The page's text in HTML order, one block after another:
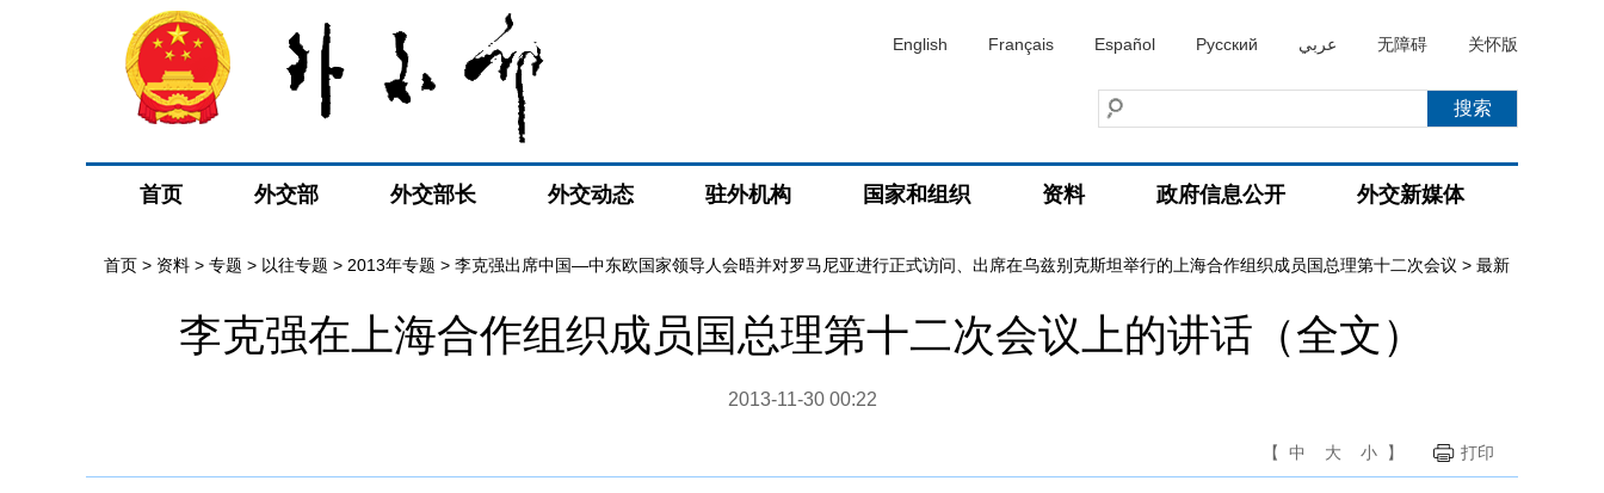
English Français Español Русский عربي 无障碍 关怀版
首页 外交部 外交部长 外交动态 驻外机构 国家和组织 资料 政府信息公开 外交新媒体
首页 > 资料 > 专题 > 以往专题 > 2013年专题 > 李克强出席中国—中东欧国家领导人会晤并对罗马尼亚进行正式访问、出席在乌兹别克斯坦举行的上海合作组织成员国总理第十二次会议 > 最新
李克强在上海合作组织成员国总理第十二次会议上的讲话（全文）
2013-11-30 00:22
【 中 大 小 】 打印